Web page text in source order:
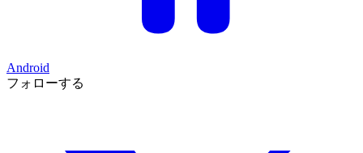
Android
フォローする